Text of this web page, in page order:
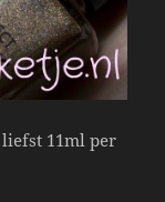
11ml per